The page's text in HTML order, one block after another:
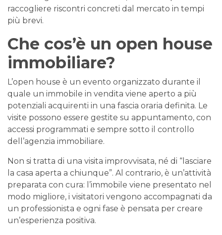
raccogliere riscontri concreti dal mercato in tempi
più brevi.
Che cos’è un open house
immobiliare?
L’open house è un evento organizzato durante il
quale un immobile in vendita viene aperto a più
potenziali acquirenti in una fascia oraria definita. Le
visite possono essere gestite su appuntamento, con
accessi programmati e sempre sotto il controllo
dell’agenzia immobiliare.
Non si tratta di una visita improvvisata, né di “lasciare
la casa aperta a chiunque”. Al contrario, è un’attività
preparata con cura: l’immobile viene presentato nel
modo migliore, i visitatori vengono accompagnati da
un professionista e ogni fase è pensata per creare
un’esperienza positiva.